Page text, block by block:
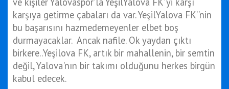
karşıya getirme çabaları da var. YeşilYalova FK’'nin
bu başarısını hazmedemeyenler elbet boş
durmayacaklar. Ancak nafile. Ok yaydan çıktı
birkere..Yeşilova FK, artık bir mahallenin, bir semtin
değil, Yalova'nın bir takımı olduğunu herkes birgün
kabul edecek.